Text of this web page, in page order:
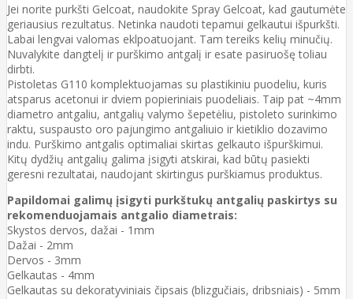
Jei norite purkšti Gelcoat, naudokite Spray Gelcoat, kad gautumėte
geriausius rezultatus. Netinka naudoti tepamui gelkautui išpurkšti.
Labai lengvai valomas eklpoatuojant. Tam tereiks kelių minučių.
Nuvalykite dangtelį ir purškimo antgalį ir esate pasiruošę toliau
dirbti.
Pistoletas G110 komplektuojamas su plastikiniu puodeliu, kuris
atsparus acetonui ir dviem popieriniais puodeliais. Taip pat ~4mm
diametro antgaliu, antgalių valymo šepetėliu, pistoleto surinkimo
raktu, suspausto oro pajungimo antgaliuio ir kietiklio dozavimo
indu. Purškimo antgalis optimaliai skirtas gelkauto išpurškimui.
Kitų dydžių antgalių galima įsigyti atskirai, kad būtų pasiekti
geresni rezultatai, naudojant skirtingus purškiamus produktus.
Papildomai galimų įsigyti purkštukų antgalių paskirtys su
rekomenduojamais antgalio diametrais:
Skystos dervos, dažai - 1mm
Dažai - 2mm
Dervos - 3mm
Gelkautas - 4mm
Gelkautas su dekoratyviniais čipsais (blizgučiais, dribsniais) - 5mm